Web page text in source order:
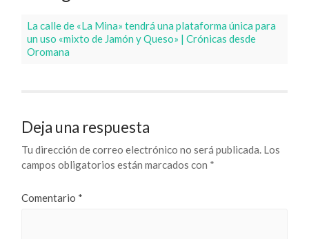
La calle de «La Mina» tendrá una plataforma única para
un uso «mixto de Jamón y Queso» | Crónicas desde
Oromana
Deja una respuesta
Tu dirección de correo electrónico no será publicada. Los
campos obligatorios están marcados con *
Comentario *